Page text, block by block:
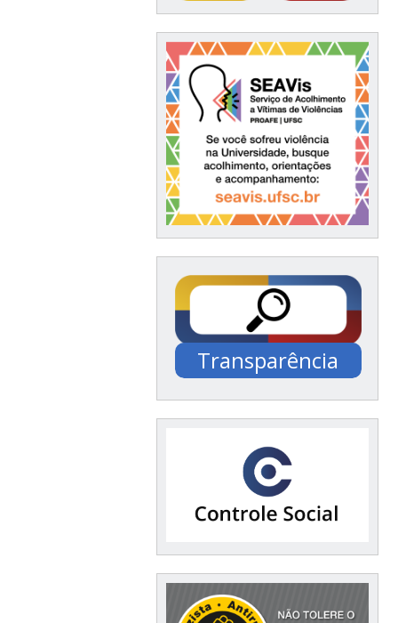
Transparência
Documentação /
Financeiro / Compras